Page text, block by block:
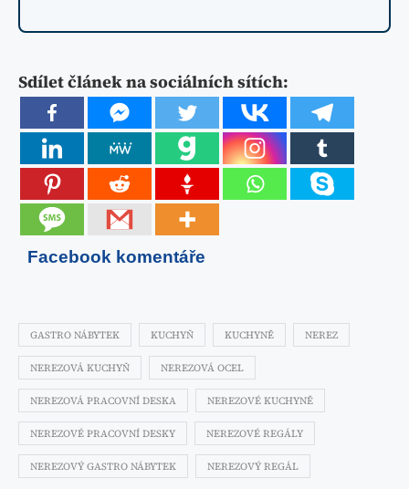
Sdílet článek na sociálních sítích:
Facebook komentáře
GASTRO NÁBYTEK KUCHYŇ KUCHYNĚ NEREZ
NEREZOVÁ KUCHYŇ NEREZOVÁ OCEL
NEREZOVÁ PRACOVNÍ DESKA NEREZOVÉ KUCHYNĚ
NEREZOVÉ PRACOVNÍ DESKY NEREZOVÉ REGÁLY
NEREZOVÝ GASTRO NÁBYTEK NEREZOVÝ REGÁL